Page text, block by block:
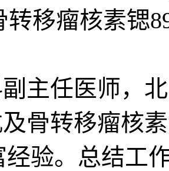
移瘤核素锶
主任医师，
骨转移瘤核素
验。总结工